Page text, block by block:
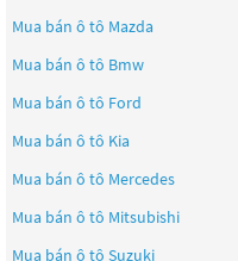
Mua bán ô tô Mazda
Mua bán ô tô Bmw
Mua bán ô tô Ford
Mua bán ô tô Kia
Mua bán ô tô Mercedes
Mua bán ô tô Mitsubishi
Mua bán ô tô Suzuki